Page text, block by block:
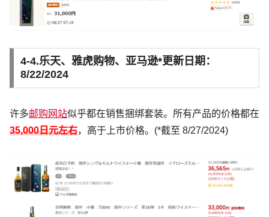
4-4.乐天、雅虎购物、亚马逊*更新日期：
8/22/2024
许多邮购网站似乎都在销售捆绑套装。所有产品的价格都在
35,000日元左右，高于上市价格。(*截至 8/27/2024)